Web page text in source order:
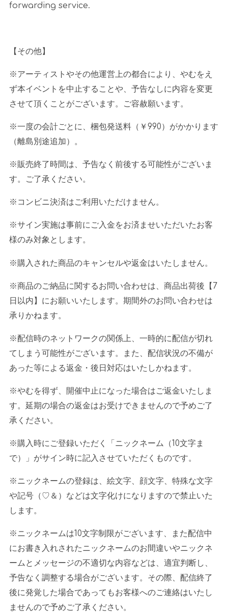
forwarding service.
【その他】
※アーティストやその他運営上の都合により、やむをえ
ず本イベントを中止することや、予告なしに内容を変更
させて頂くことがございます。ご容赦願います。
※一度の会計ごとに、梱包発送料（￥990）がかかります
（離島別途追加）。
※販売終了時間は、予告なく前後する可能性がございま
す。ご了承ください。
※コンビニ決済はご利用いただけません。
※サイン実施は事前にご入金をお済ませいただいたお客
様のみ対象とします。
※購入された商品のキャンセルや返金はいたしません。
※商品のご納品に関するお問い合わせは、商品出荷後【 7
日以内】にお願いいたします。期間外のお問い合わせは
承りかねます。
※配信時のネットワークの関係上、一時的に配信が切れ
てしまう可能性がございます。また、配信状況の不備が
あった等による返金・後日対応はいたしかねます。
※やむを得ず、開催中止になった場合はご返金いたしま
す。延期の場合の返金はお受けできませんので予めご了
承ください。
※購入時にご登録いただく「ニックネーム（10文字ま
で）」がサイン時に記入させていただくものです。
※ニックネームの登録は、絵文字、顔文字、特殊な文字
や記号（♡ ＆）などは文字化けになりますので禁止いた
します。
※ニックネームは10文字制限がございます、また配信中
にお書き入れされたニックネームのお間違いやニックネ
ームとメッセージの不適切な内容などは、適宜判断し、
予告なく調整する場合がございます。その際、配信終了
後に発覚した場合であってもお客様へのご連絡はいたし
ませんので予めご了承ください。